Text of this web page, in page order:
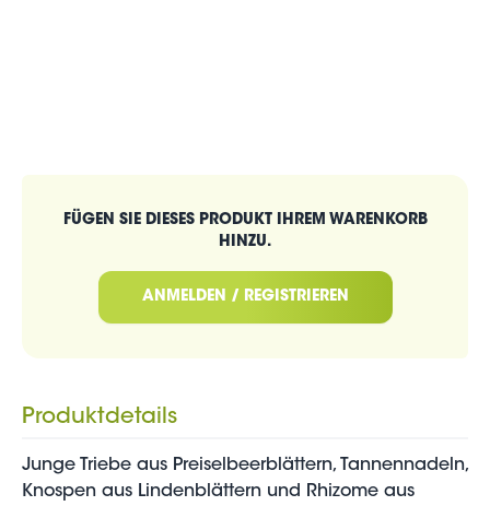
FÜGEN SIE DIESES PRODUKT IHREM WARENKORB
HINZU.
ANMELDEN / REGISTRIEREN
Produktdetails
Junge Triebe aus Preiselbeerblättern, Tannennadeln,
Knospen aus Lindenblättern und Rhizome aus